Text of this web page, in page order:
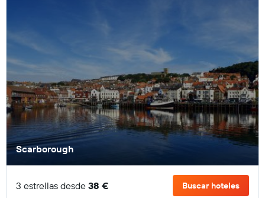
Scarborough
3 estrellas desde 38 € Buscar hoteles